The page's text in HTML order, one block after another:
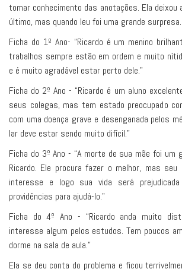
tomar conhecimento das anotações. Ela deixou
último, mas quando leu foi uma grande
Ficha do 1º Ano- “Ricardo é um menino
trabalhos sempre estão em ordem e muito
e é muito agradável estar perto dele.”
Ficha do 2º Ano - “Ricardo é um aluno
seus colegas, mas tem estado preocupado
com uma doença grave e desenganada pelos
lar deve estar sendo muito difícil.”
Ficha do 3º Ano - “A morte de sua mãe foi um
Ricardo. Ele procura fazer o melhor, mas seu
interesse e logo sua vida será
providências para ajudá-lo.”
Ficha do 4º Ano - “Ricardo anda muito
interesse algum pelos estudos. Tem poucos
dorme na sala de aula.”
Ela se deu conta do problema e ficou